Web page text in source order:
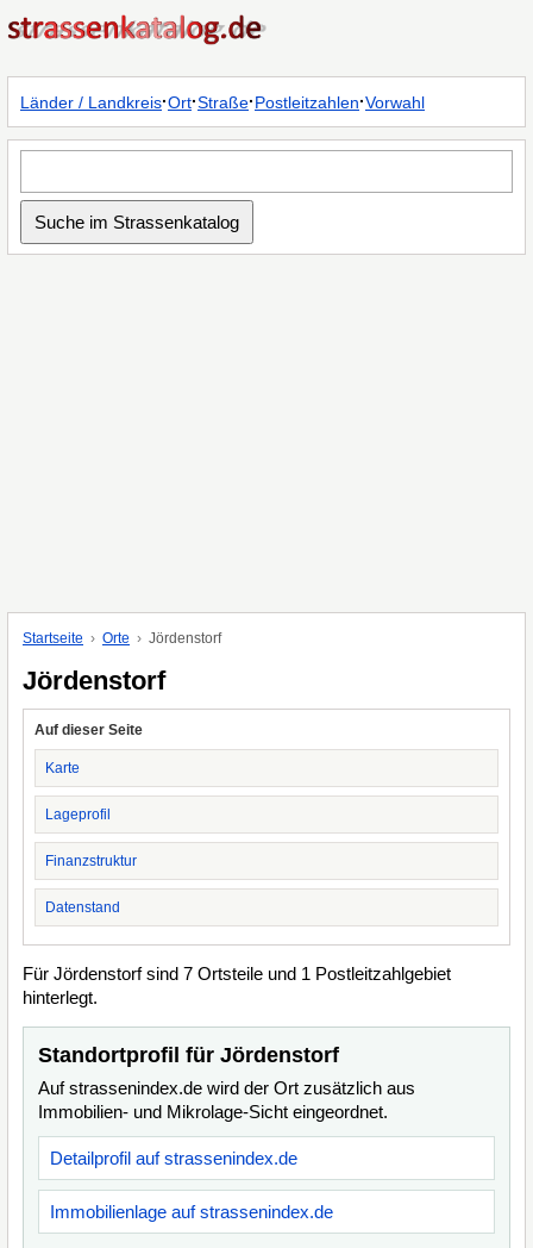
Länder / Landkreis·Ort·Straße·Postleitzahlen·Vorwahl
Startseite Orte Jördenstorf
Jördenstorf
Auf dieser Seite
Karte
Lageprofil
Finanzstruktur
Datenstand
Für Jördenstorf sind 7 Ortsteile und 1 Postleitzahlgebiet
hinterlegt.
Standortprofil für Jördenstorf
Auf strassenindex.de wird der Ort zusätzlich aus
Immobilien- und Mikrolage-Sicht eingeordnet.
Detailprofil auf strassenindex.de
Immobilienlage auf strassenindex.de